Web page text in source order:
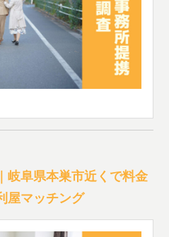
岐阜県本巣市近くで料金
屋マッチング